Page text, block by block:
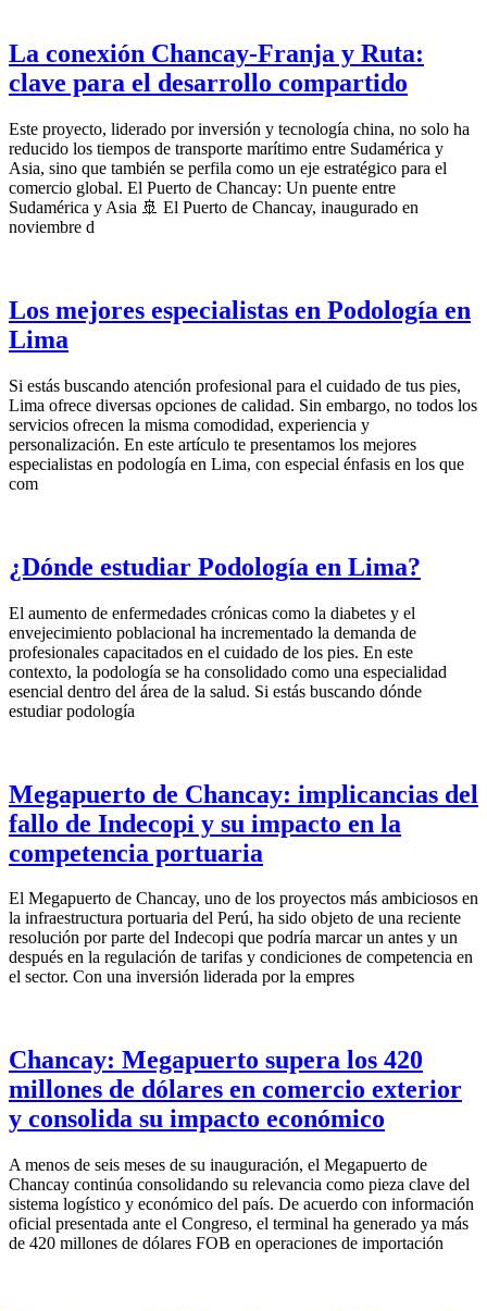
La conexión Chancay-Franja y Ruta:
clave para el desarrollo compartido
Este proyecto, liderado por inversión y tecnología china, no solo ha
reducido los tiempos de transporte marítimo entre Sudamérica y
Asia, sino que también se perfila como un eje estratégico para el
comercio global. El Puerto de Chancay: Un puente entre
Sudamérica y Asia 🚢 El Puerto de Chancay, inaugurado en
noviembre d
Los mejores especialistas en Podología en
Lima
Si estás buscando atención profesional para el cuidado de tus pies,
Lima ofrece diversas opciones de calidad. Sin embargo, no todos los
servicios ofrecen la misma comodidad, experiencia y
personalización. En este artículo te presentamos los mejores
especialistas en podología en Lima, con especial énfasis en los que
com
¿Dónde estudiar Podología en Lima?
El aumento de enfermedades crónicas como la diabetes y el
envejecimiento poblacional ha incrementado la demanda de
profesionales capacitados en el cuidado de los pies. En este
contexto, la podología se ha consolidado como una especialidad
esencial dentro del área de la salud. Si estás buscando dónde
estudiar podología
Megapuerto de Chancay: implicancias del
fallo de Indecopi y su impacto en la
competencia portuaria
El Megapuerto de Chancay, uno de los proyectos más ambiciosos en
la infraestructura portuaria del Perú, ha sido objeto de una reciente
resolución por parte del Indecopi que podría marcar un antes y un
después en la regulación de tarifas y condiciones de competencia en
el sector. Con una inversión liderada por la empres
Chancay: Megapuerto supera los 420
millones de dólares en comercio exterior
y consolida su impacto económico
A menos de seis meses de su inauguración, el Megapuerto de
Chancay continúa consolidando su relevancia como pieza clave del
sistema logístico y económico del país. De acuerdo con información
oficial presentada ante el Congreso, el terminal ha generado ya más
de 420 millones de dólares FOB en operaciones de importación